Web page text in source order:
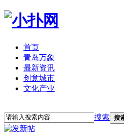
首页
青岛万象
最新资讯
创意城市
文化产业
搜索 搜